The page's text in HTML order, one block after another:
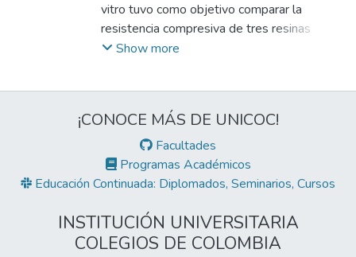
Montoya Muñoz, Leidy Maryan;
Zuluaga Londoño, Juliana;
Ordóñez Molina, Alejandra Marleth
vitro tuvo como objetivo comparar la
resistencia compresiva de tres resinas
compuestas nanohíbridas utilizadas en
Filtek™ Z250 XT® (Solventum) y Tetric N
Ceram® (Ivoclar Vivadent). La investigación
se fundamentó en la necesidad de validar el
desempeño mecánico de estas resinas,
especialmente de Zafira, un producto
que respalde sus propiedades declaradas.
Metodología: Se diseñó un ensayo bajo
Show more
¡CONOCE MÁS DE UNICOC!
Facultades
Programas Académicos
Educación Continuada: Diplomados, Seminarios, Cursos
INSTITUCIÓN UNIVERSITARIA
COLEGIOS DE COLOMBIA